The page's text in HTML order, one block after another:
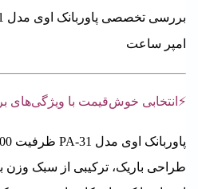
امپر ساعت
⚡انتخابی خوش‌قیمت با ویژگی‌های
پاوربانک اوی مدل
طراحی باریک، ترکیبی از سبک‌ وزن